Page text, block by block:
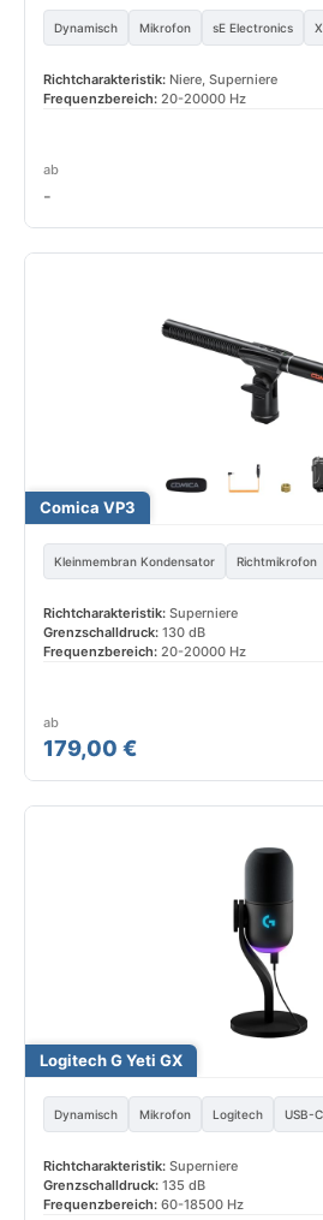
Dynamisch Mikrofon sE Electronics
Richtcharakteristik: Niere, Superniere
Frequenzbereich: 20-20000 Hz
ab
-
Comica VP3
Kleinmembran Kondensator Richtmikrofon
Richtcharakteristik: Superniere
Grenzschalldruck: 130 dB
Frequenzbereich: 20-20000 Hz
ab
179,00 €
Logitech G Yeti GX
Dynamisch Mikrofon Logitech USB-C
Richtcharakteristik: Superniere
Grenzschalldruck: 135 dB
Frequenzbereich: 60-18500 Hz